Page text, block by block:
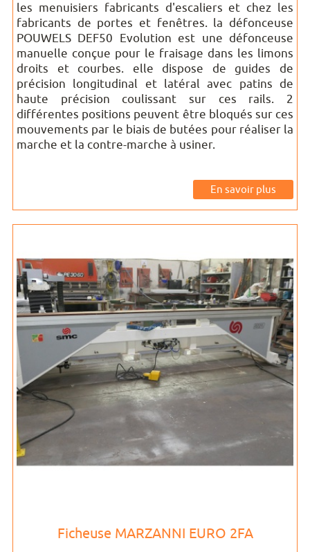
les menuisiers fabricants d'escaliers et chez les
fabricants de portes et fenêtres. la défonceuse
POUWELS DEF50 Evolution est une défonceuse
manuelle conçue pour le fraisage dans les limons
droits et courbes. elle dispose de guides de
précision longitudinal et latéral avec patins de
haute précision coulissant sur ces rails. 2
différentes positions peuvent être bloqués sur ces
mouvements par le biais de butées pour réaliser la
marche et la contre-marche à usiner.
En savoir plus
Ficheuse MARZANNI EURO 2FA